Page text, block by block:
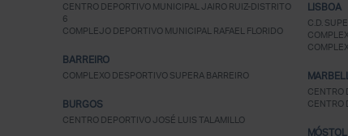
CENTRO DEPORTIVO MUNICIPAL JAIRO RUIZ-DISTRITO
6
COMPLEJO DEPORTIVO MUNICIPAL RAFAEL FLORIDO
BARREIRO
COMPLEXO DESPORTIVO SUPERA BARREIRO
BURGOS
CENTRO DEPORTIVO JOSÉ LUIS TALAMILLO
LISBOA
C.D.
CENTRO
CENTRO